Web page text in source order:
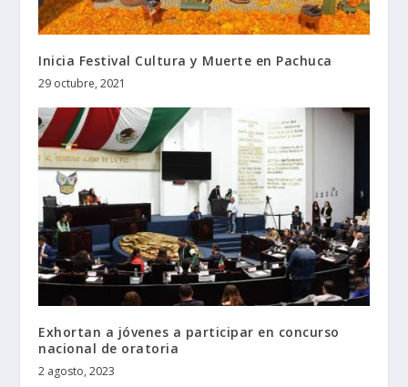
Inicia Festival Cultura y Muerte en Pachuca
29 octubre, 2021
Exhortan a jóvenes a participar en concurso
nacional de oratoria
2 agosto, 2023